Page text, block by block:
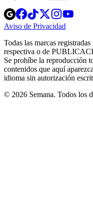
Opens
in
new
Opens
in
new
Opens
in
new
window
Opens
new
window
Aviso de Privacidad
new
window
Todas las marcas
respectiva o de
Se prohíbe la reproducción
contenidos que aquí
idioma sin autorización
© 2026 Semana. Todos los